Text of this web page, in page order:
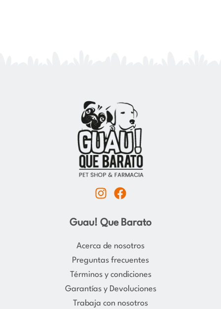
I
s
t
a
r
a
m
F
c
e
b
o
k
Guau! Que Barato
Acerca de nosotros
Preguntas frecuentes
Términos y condiciones
Garantías y Devoluciones
Trabaja con nosotros